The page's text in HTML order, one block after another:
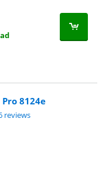
8124e
16 reviews.
reviews